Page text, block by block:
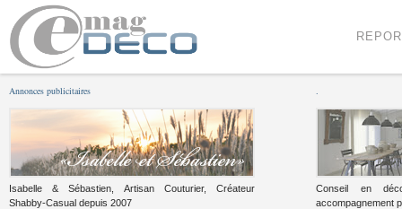
Annonces publicitaires
Isabelle & Sébastien, Artisan Couturier, Créateur
Shabby-Casual depuis 2007
Conseil en
accompagnement